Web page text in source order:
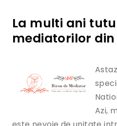
La multi ani
mediatorilor din
Azi,